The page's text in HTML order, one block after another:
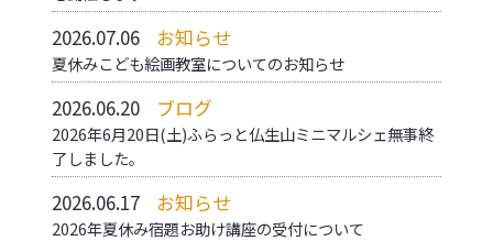
2026.07.06 お知らせ
夏休みこども絵画教室についてのお知らせ
2026.06.20 ブログ
2026年6月20日(土)ふらっと仏生山ミニマルシェ無事終
了しました。
2026.06.17 お知らせ
2026年夏休み宿題お助け講座の受付について